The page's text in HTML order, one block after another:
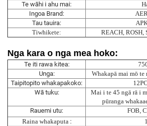
Te wāhi i ahu mai:
Ingoa Brand:
Tau tauira:
Tiwhikete:
REACH, ROSH,
Nga kara o nga mea hoko:
Te iti rawa kitea:
Unga:
Whakapā mai mō
Taipitopito whakapakoko:
Wā tuku:
Mai i te 45 ngā rā i
pūranga
Rauemi utu:
FOB,
Raina whakaputa :